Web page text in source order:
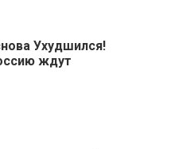
Ухудшился!
ждут